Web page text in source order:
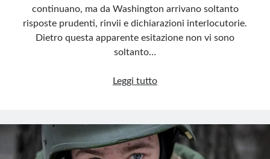
continuano, ma da Washington arrivano soltanto
risposte prudenti, rinvii e dichiarazioni interlocutorie.
Dietro questa apparente esitazione non vi sono
soltanto…
Leggi tuttoPatriot
USA
lasciano
Kiev